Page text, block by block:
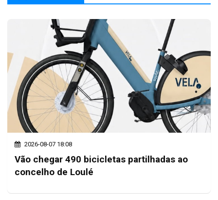
2026-08-07 18:08
Vão chegar 490 bicicletas partilhadas ao
concelho de Loulé